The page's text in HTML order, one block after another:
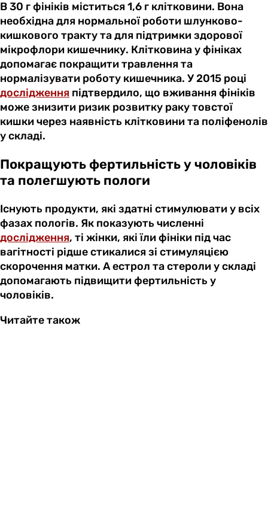
В 30 г фініків міститься 1,6 г клітковини. Вона
необхідна для нормальної роботи шлунково-
кишкового тракту та для підтримки здорової
мікрофлори кишечнику. Клітковина у фініках
допомагає покращити травлення та
нормалізувати роботу кишечника. У 2015 році
дослідження підтвердило, що вживання фініків
може знизити ризик розвитку раку товстої
кишки через наявність клітковини та поліфенолів
у складі.
Покращують фертильність у чоловіків
та полегшують пологи
Існують продукти, які здатні стимулювати у всіх
фазах пологів. Як показують численні
дослідження, ті жінки, які їли фініки під час
вагітності рідше стикалися зі стимуляцією
скорочення матки. А естрол та стероли у складі
допомагають підвищити фертильність у
чоловіків.
Читайте також